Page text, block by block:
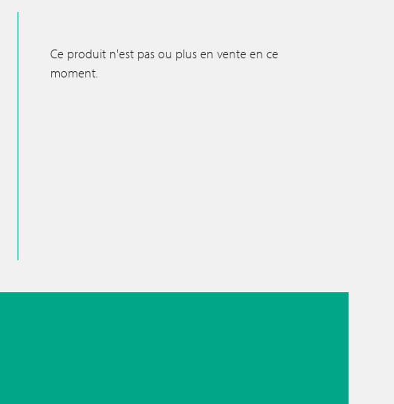
Ce produit n'est pas ou plus en vente en ce
moment.